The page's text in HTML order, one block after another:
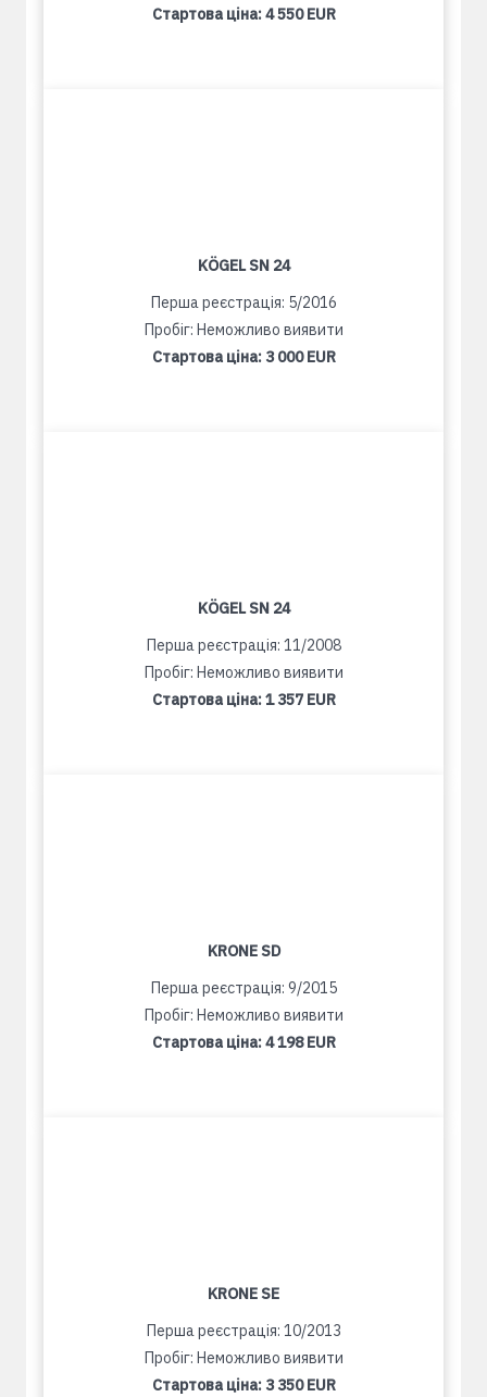
Стартова ціна:4 550 EUR
KÖGEL SN 24
Перша реєстрація: 5/2016
Пробіг: Неможливо виявити
Стартова ціна: 3 000 EUR
KÖGEL SN 24
Перша реєстрація: 11/2008
Пробіг: Неможливо виявити
Стартова ціна:1 357 EUR
KRONE SD
Перша реєстрація: 9/2015
Пробіг: Неможливо виявити
Стартова ціна:4 198 EUR
KRONE SE
Перша реєстрація: 10/2013
Пробіг: Неможливо виявити
Стартова ціна: 3 350 EUR